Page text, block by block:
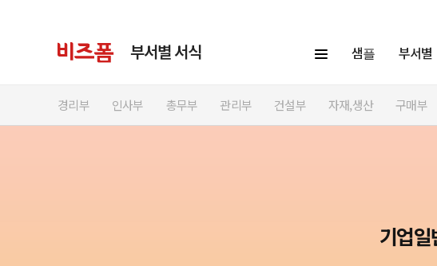
부서별 서식 샘플 부서별
경리부 인사부 총무부 관리부 건설부 자재,생산 구매부
기업일